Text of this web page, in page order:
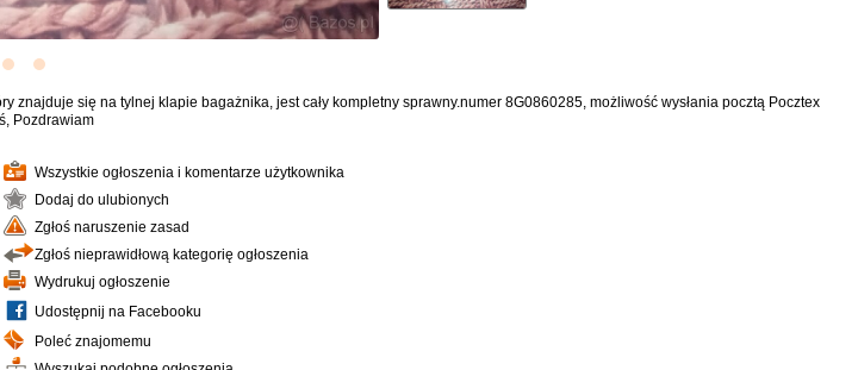
znajduje się na tylnej klapie bagażnika, jest cały kompletny sprawny.numer 8G0860285, możliwość wysłania pocztą Pocztex
Pozdrawiam
Wszystkie ogłoszenia i komentarze użytkownika
Dodaj do ulubionych
Zgłoś naruszenie zasad
Zgłoś nieprawidłową kategorię ogłoszenia
Wydrukuj ogłoszenie
Udostępnij na Facebooku
Poleć znajomemu